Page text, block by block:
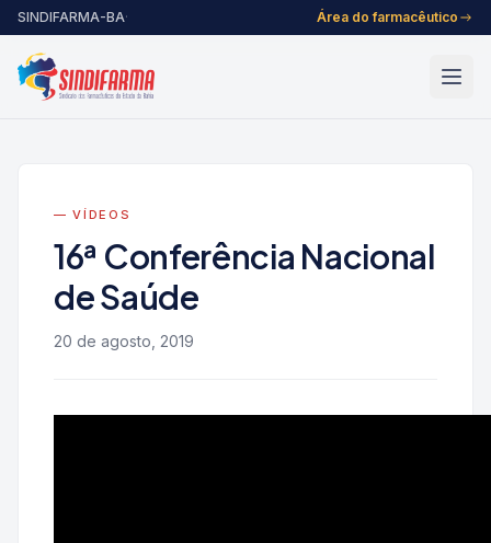
Pular para o conteúdo
SINDIFARMA-BA· Área do farmacêutico
— VÍDEOS
16ª Conferência Nacional
de Saúde
20 de agosto, 2019